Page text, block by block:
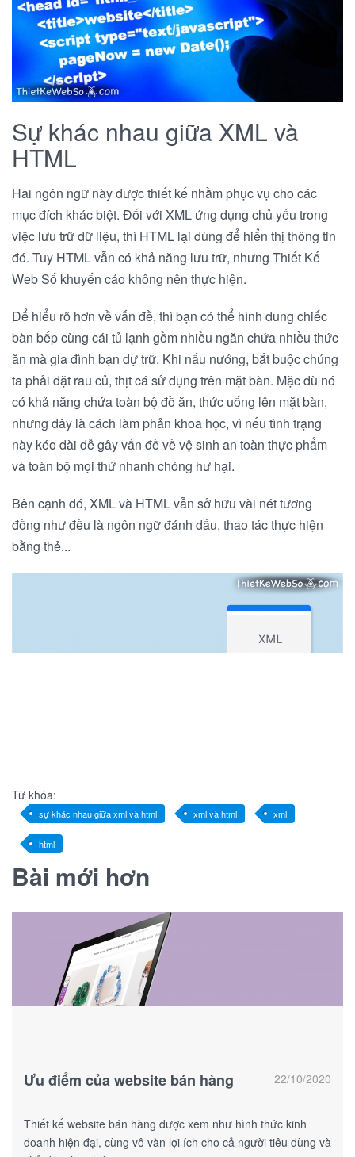
Sự khác nhau giữa XML và
HTML
Hai ngôn ngữ này được thiết kế nhằm phục vụ cho các
mục đích khác biệt. Đối với XML ứng dụng chủ yếu trong
việc lưu trữ dữ liệu, thì HTML lại dùng để hiển thị thông tin
đó. Tuy HTML vẫn có khả năng lưu trữ, nhưng Thiết Kế
Web Số khuyến cáo không nên thực hiện.
Để hiểu rõ hơn về vấn đề, thì bạn có thể hình dung chiếc
bàn bếp cùng cái tủ lạnh gồm nhiều ngăn chứa nhiều thức
ăn mà gia đình bạn dự trữ. Khi nấu nướng, bắt buộc chúng
ta phải đặt rau củ, thịt cá sử dụng trên mặt bàn. Mặc dù nó
có khả năng chứa toàn bộ đồ ăn, thức uống lên mặt bàn,
nhưng đây là cách làm phản khoa học, vì nếu tình trạng
này kéo dài dễ gây vấn đề về vệ sinh an toàn thực phẩm
và toàn bộ mọi thứ nhanh chóng hư hại.
Bên cạnh đó, XML và HTML vẫn sở hữu vài nét tương
đồng như đều là ngôn ngữ đánh dấu, thao tác thực hiện
bằng thẻ...
Từ khóa:
sự khác nhau giữa xml và html xml và html xml
html
Bài mới hơn
22/10/2020
Ưu điểm của website bán hàng
Thiết kế website bán hàng được xem như hình thức kinh
doanh hiện đại, cùng vô vàn lợi ích cho cả người tiêu dùng và